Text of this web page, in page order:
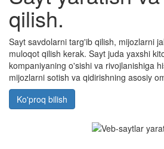
qilish.
Sayt savdolarni targ'ib qilish, mijozlarni
muloqot qilish kerak. Sayt juda yaxshi
kompaniyaning o'sishi va rivojlanishiga
mijozlarni sotish va qidirishning asosiy
Ko'proq bilish